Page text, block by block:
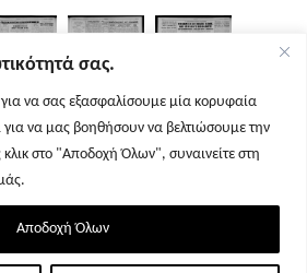
σας.
να σας εξασφαλίσουμε μία κορυφαία
για να μας βοηθήσουν να βελτιώσουμε την
κλικ στο "Αποδοχή Όλων", συναινείτε στη
Αποδοχή Όλων
2 Σελίδα 3 Σελίδα 4